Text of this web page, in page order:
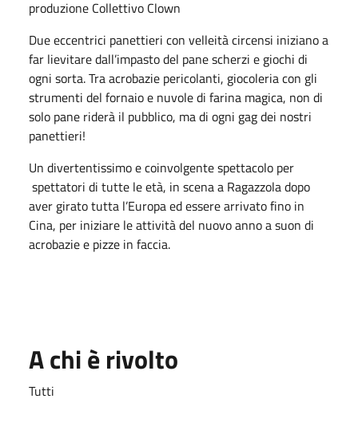
produzione Collettivo Clown
Due eccentrici panettieri con velleità circensi iniziano a
far lievitare dall’impasto del pane scherzi e giochi di
ogni sorta. Tra acrobazie pericolanti, giocoleria con gli
strumenti del fornaio e nuvole di farina magica, non di
solo pane riderà il pubblico, ma di ogni gag dei nostri
panettieri!
Un divertentissimo e coinvolgente spettacolo per
spettatori di tutte le età, in scena a Ragazzola dopo
aver girato tutta l’Europa ed essere arrivato fino in
Cina, per iniziare le attività del nuovo anno a suon di
acrobazie e pizze in faccia.
A chi è rivolto
Tutti